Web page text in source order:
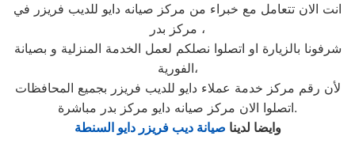
انت الان تتعامل مع خبراء من مركز صيانه دايو للديب فريزر في
مركز بدر ،
شرفونا بالزيارة او اتصلوا نصلكم لعمل الخدمة المنزلية و بصيانة
الفورية،
لأن رقم مركز خدمة عملاء دايو للديب فريزر بجميع المحافظات
اتصلوا الان مركز صيانه دايو مركز بدر مباشرة.
وايضا لدينا صيانة ديب فريزر دايو السنطة